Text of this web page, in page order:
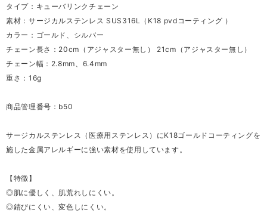
タイプ：キューバリンクチェーン
素材：サージカルステンレス SUS316L（K18 pvdコーティング ）
カラー：ゴールド、シルバー
チェーン長さ：20cm（アジャスター無し） 21cm（アジャスター無し）
チェーン幅：2.8mm、6.4mm
重さ：16g
商品管理番号：b50
サージカルステンレス（医療用ステンレス）にK18ゴールドコーティングを
施した金属アレルギーに強い素材を使用しています。
【特徴】
◎肌に優しく、肌荒れしにくい。
◎錆びにくい、変色しにくい。